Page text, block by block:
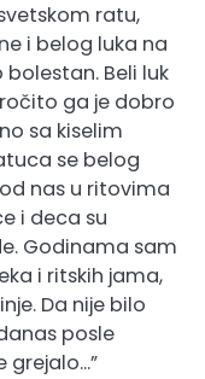
ratu,
i belog luka na
Beli luk
ga je dobro
sa kiselim
se belog
nas u ritovima
i deca su
Godinama sam
i ritskih jama,
Da nije bilo
posle
grejalo…”